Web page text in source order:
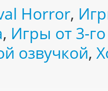
Horror,
, Игры от 3-
озвучкой,